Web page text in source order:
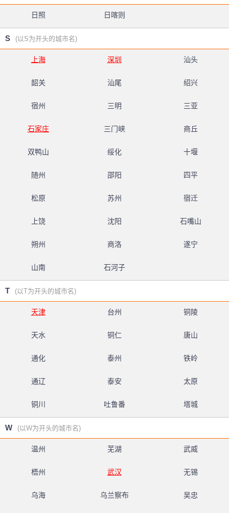
日照 日喀则
S (以S为开头的城市名)
上海 深圳 汕头
韶关 汕尾 绍兴
宿州 三明 三亚
石家庄 三门峡 商丘
双鸭山 绥化 十堰
随州 邵阳 四平
松原 苏州 宿迁
上饶 沈阳 石嘴山
朔州 商洛 遂宁
山南 石河子
T (以T为开头的城市名)
天津 台州 铜陵
天水 铜仁 唐山
通化 泰州 铁岭
通辽 泰安 太原
铜川 吐鲁番 塔城
W (以W为开头的城市名)
温州 芜湖 武威
梧州 武汉 无锡
乌海 乌兰察布 吴忠